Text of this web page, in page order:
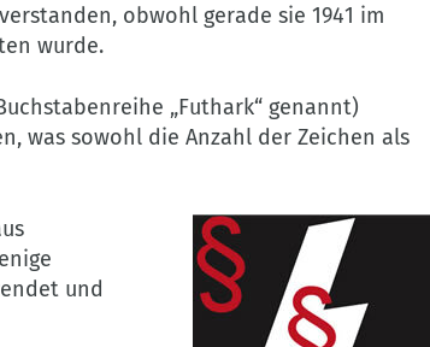
obwohl gerade sie 1941 im
wurde.
„Futhark“ genannt)
was sowohl die Anzahl der Zeichen als
und